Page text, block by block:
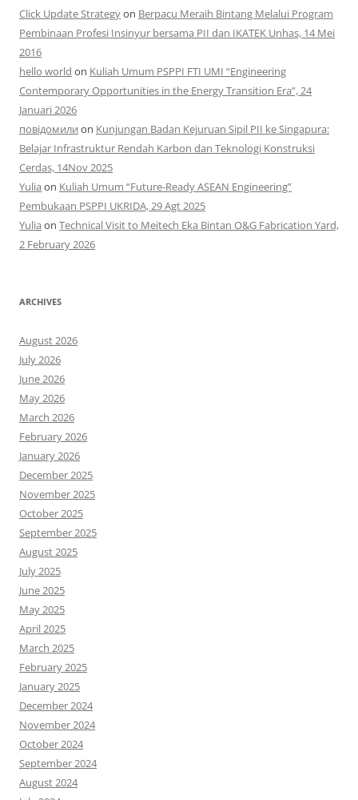
Click Update Strategyon Berpacu Meraih Bintang Melalui Program
Pembinaan Profesi Insinyur bersama PII dan IKATEK Unhas, 14 Mei
2016
hello world on Kuliah Umum PSPPI FTI UMI “Engineering
Contemporary Opportunities in the Energy Transition Era”, 24
Januari 2026
повідомили on Kunjungan Badan Kejuruan Sipil PII ke Singapura:
Belajar Infrastruktur Rendah Karbon dan Teknologi Konstruksi
Cerdas, 14Nov 2025
Yulia on Kuliah Umum “Future-Ready ASEAN Engineering”
Pembukaan PSPPI UKRIDA, 29 Agt 2025
Yulia on Technical Visit to Meitech Eka Bintan O&G Fabrication Yard,
2 February 2026
ARCHIVES
August 2026
July 2026
June 2026
May 2026
March 2026
February 2026
January 2026
December 2025
November 2025
October 2025
September 2025
August 2025
July 2025
June 2025
May 2025
April 2025
March 2025
February 2025
January 2025
December 2024
November 2024
October 2024
September 2024
August 2024